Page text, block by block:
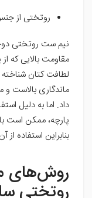
روتختی از
نیم ست روتختی
مقاومت بالایی که
لطافت کتان
ماندگاری بالاست
داد. اما به دلیل
پارچه، ممکن است
بنابراین استفاده
روش‌های